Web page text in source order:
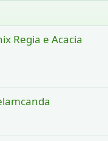
Regia e Acacia